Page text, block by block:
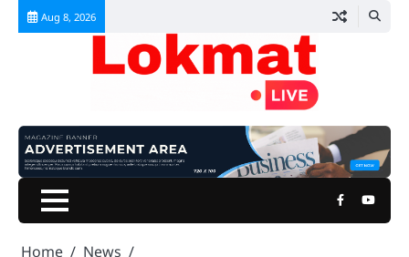
Skip
Aug 8, 2026
Facebook
Home
News